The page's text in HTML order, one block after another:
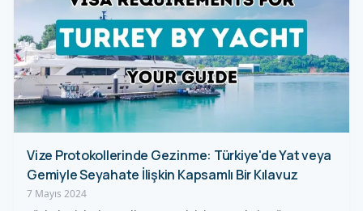
Vize Protokollerinde Gezinme: Türkiye'de Yat veya
Gemiyle Seyahate İlişkin Kapsamlı Bir Kılavuz
7 Mayıs 2024